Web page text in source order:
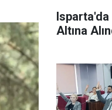
Isparta'da
Altına